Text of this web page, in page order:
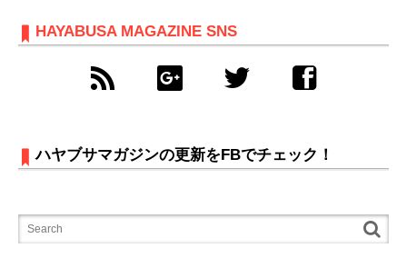
HAYABUSA MAGAZINE SNS
ハヤブサマガジンの更新をFBでチェック！